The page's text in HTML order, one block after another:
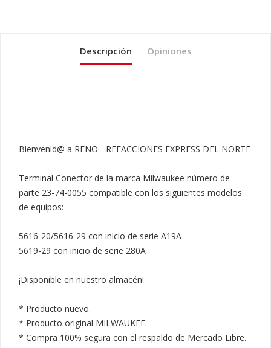
Descripción Opiniones
Bienvenid@ a RENO - REFACCIONES EXPRESS DEL NORTE
Terminal Conector de la marca Milwaukee número de
parte 23-74-0055 compatible con los siguientes modelos
de equipos:
5616-20/5616-29 con inicio de serie A19A
5619-29 con inicio de serie 280A
¡Disponible en nuestro almacén!
* Producto nuevo.
* Producto original MILWAUKEE.
* Compra 100% segura con el respaldo de Mercado Libre.